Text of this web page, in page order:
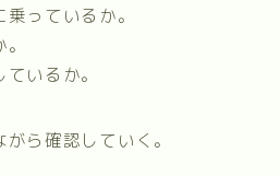
っているか。
いるか。
ら確認していく。